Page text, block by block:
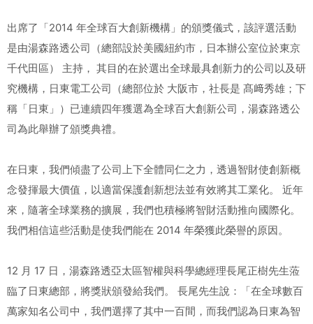
出席了「2014 年全球百大創新機構」的頒獎儀式，該評選活動
是由湯森路透公司（總部設於美國紐約市，日本辦公室位於東京
千代田區） 主持， 其目的在於選出全球最具創新力的公司以及研
究機構，日東電工公司（總部位於 大阪市，社長是 髙﨑秀雄；下
稱「日東」）已連續四年獲選為全球百大創新公司，湯森路透公
司為此舉辦了頒獎典禮。
在日東，我們傾盡了公司上下全體同仁之力，透過智財使創新概
念發揮最大價值，以適當保護創新想法並有效將其工業化。 近年
來，隨著全球業務的擴展，我們也積極將智財活動推向國際化。
我們相信這些活動是使我們能在 2014 年榮獲此榮譽的原因。
12 月 17 日，湯森路透亞太區智權與科學總經理長尾正樹先生蒞
臨了日東總部，將獎狀頒發給我們。 長尾先生說：「在全球數百
萬家知名公司中，我們選擇了其中一百間，而我們認為日東為智